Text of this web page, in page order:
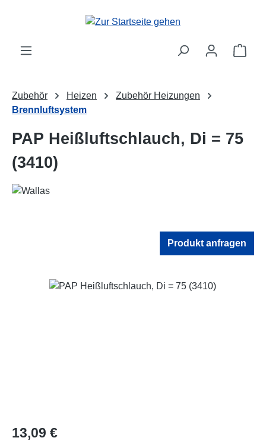
Zum Hauptinhalt springen
Zubehör Heizen
Zubehör Heizungen
Brennluftsystem
PAP Heißluftschlauch, Di = 75
(3410)
Produkt anfragen
Bildergalerie überspringen
Regulärer Preis:
13,09 €